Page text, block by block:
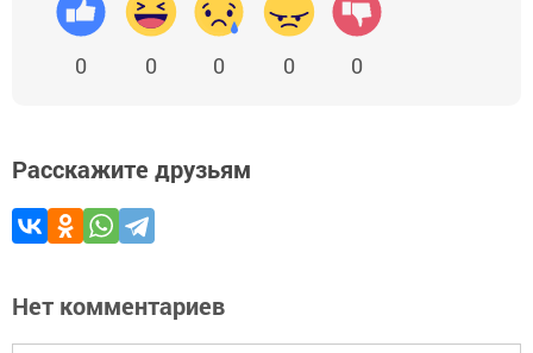
0 0 0 0 0
Расскажите друзьям
Нет комментариев